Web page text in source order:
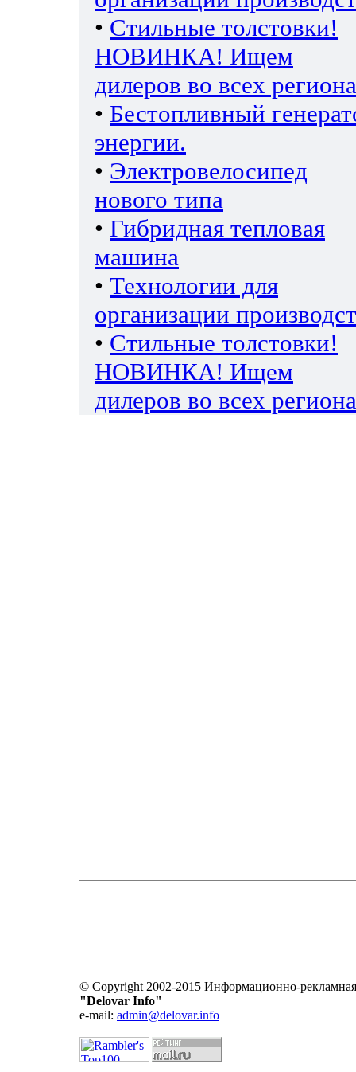
• Стильные толстовки!
НОВИНКА! Ищем
дилеров во всех
• Бестопливный
энергии.
• Электровелосипед
нового типа
• Гибридная тепловая
машина
• Технологии для
организации
• Стильные толстовки!
НОВИНКА! Ищем
дилеров во всех
© Copyright 2002-2015 Информационно-
"Delovar Info"
e-mail: admin@delovar.info